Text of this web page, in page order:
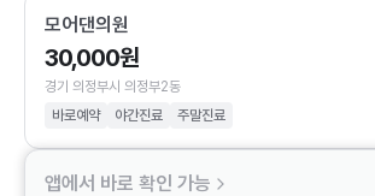
모어댄의원
30,000원
경기 의정부시 의정부2동
바로예약
야간진료 주말진료
앱에서 바로 확인 가능